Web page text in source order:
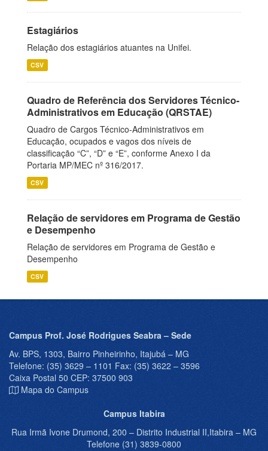
Estagiários
Relação dos estagiários atuantes na Unifei.
CSV
Quadro de Referência dos Servidores Técnico-
Administrativos em Educação (QRSTAE)
Quadro de Cargos Técnico-Administrativos em
Educação, ocupados e vagos dos níveis de
classificação “C”, “D” e “E”, conforme Anexo I da
Portaria MP/MEC nº 316/2017.
CSV
Relação de servidores em Programa de Gestão
e Desempenho
Relação de servidores em Programa de Gestão e
Desempenho
CSV
Campus Prof. José Rodrigues Seabra – Sede
Av. BPS, 1303, Bairro Pinheirinho, Itajubá – MG
Telefone: (35) 3629 – 1101 Fax: (35) 3622 – 3596
Caixa Postal 50 CEP: 37500 903
Mapa do Campus
Campus Itabira
Rua Irmã Ivone Drumond, 200 – Distrito Industrial II,Itabira – MG
Telefone (31) 3839-0800